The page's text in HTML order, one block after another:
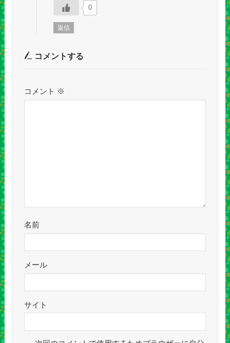
0
返信
コメントする
コメント ※
名前
メール
サイト